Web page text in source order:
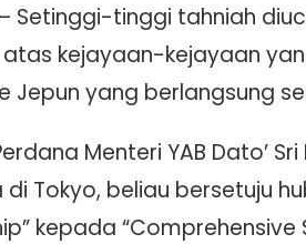
– Setinggi-tinggi tahniah
atas kejayaan-kejayaan
Jepun yang berlangsung
Menteri YAB Dato’
di Tokyo, beliau bersetuju
kepada